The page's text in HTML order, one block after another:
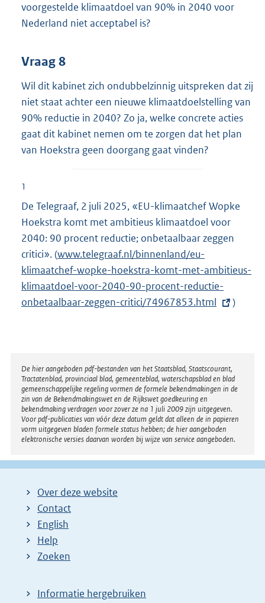
voorgestelde klimaatdoel van 90% in 2040 voor
Nederland niet acceptabel is?
Vraag 8
Wil dit kabinet zich ondubbelzinnig uitspreken dat zij
niet staat achter een nieuwe klimaatdoelstelling van
90% reductie in 2040? Zo ja, welke concrete acties
gaat dit kabinet nemen om te zorgen dat het plan
van Hoekstra geen doorgang gaat vinden?
1
De Telegraaf, 2 juli 2025, «EU-klimaatchef Wopke
Hoekstra komt met ambitieus klimaatdoel voor
2040: 90 procent reductie; onbetaalbaar zeggen
critici». (E
x
t
e
l
i
n
k
:
www.telegraaf.nl/binnenland/eu-
klimaatchef-wopke-hoekstra-komt-met-ambitieus-
klimaatdoel-voor-2040-90-procent-reductie-
onbetaalbaar-zeggen-critici/74967853.html
)
Disclaimer
De hier aangeboden pdf-bestanden van het Staatsblad, Staatscourant,
Tractatenblad, provinciaal blad, gemeenteblad, waterschapsblad en blad
gemeenschappelijke regeling vormen de formele bekendmakingen in de
zin van de Bekendmakingswet en de Rijkswet goedkeuring en
bekendmaking verdragen voor zover ze na 1 juli 2009 zijn uitgegeven.
Voor pdf-publicaties van vóór deze datum geldt dat alleen de in papieren
vorm uitgegeven bladen formele status hebben; de hier aangeboden
elektronische versies daarvan worden bij wijze van service aangeboden.
Over deze website
Contact
English
Help
Zoeken
Informatie hergebruiken